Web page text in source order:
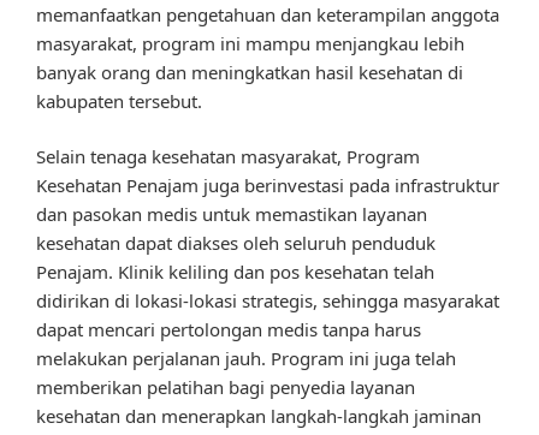
memanfaatkan pengetahuan dan keterampilan anggota
masyarakat, program ini mampu menjangkau lebih
banyak orang dan meningkatkan hasil kesehatan di
kabupaten tersebut.
Selain tenaga kesehatan masyarakat, Program
Kesehatan Penajam juga berinvestasi pada infrastruktur
dan pasokan medis untuk memastikan layanan
kesehatan dapat diakses oleh seluruh penduduk
Penajam. Klinik keliling dan pos kesehatan telah
didirikan di lokasi-lokasi strategis, sehingga masyarakat
dapat mencari pertolongan medis tanpa harus
melakukan perjalanan jauh. Program ini juga telah
memberikan pelatihan bagi penyedia layanan
kesehatan dan menerapkan langkah-langkah jaminan